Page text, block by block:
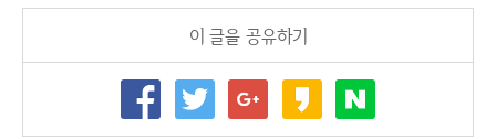
이 글을 공유하기